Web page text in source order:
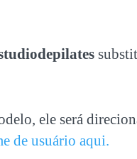
ele será
de usuário aqui.